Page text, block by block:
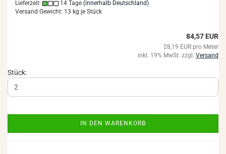
Lieferzeit:
14 Tage (innerhalb Deutschland)
Versand Gewicht: 13 kg je Stück
84,57 EUR
28,19 EUR pro Meter
inkl. 19% MwSt. zzgl. Versand
Stück:
IN DEN WARENKORB